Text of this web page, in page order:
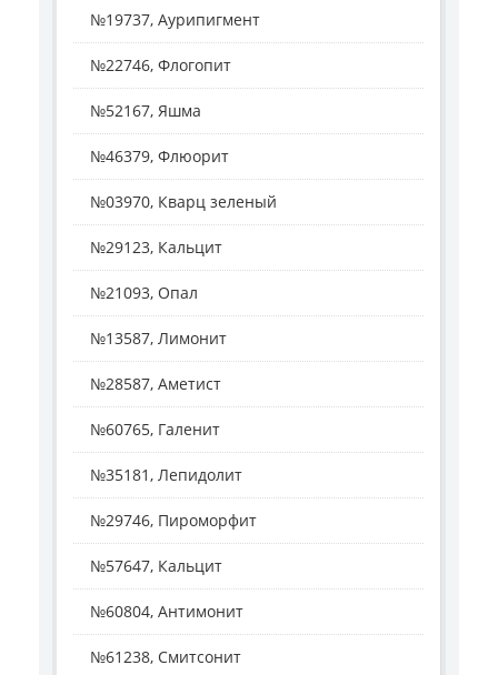
№19737, Аурипигмент
№22746, Флогопит
№52167, Яшма
№46379, Флюорит
№03970, Кварц зеленый
№29123, Кальцит
№21093, Опал
№13587, Лимонит
№28587, Аметист
№60765, Галенит
№35181, Лепидолит
№29746, Пироморфит
№57647, Кальцит
№60804, Антимонит
№61238, Смитсонит